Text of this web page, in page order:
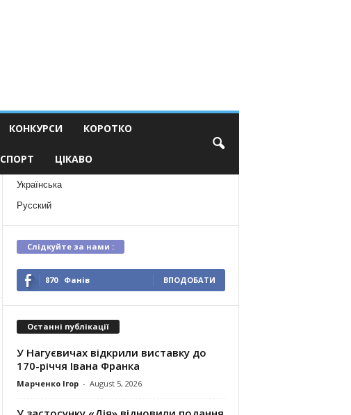
КОНКУРСИ КОРОТКО
СПОРТ ЦІКАВО
Українська
Русский
Слідкуйте за нами :
870 Фанів ВПОДОБАТИ
Останні публікації
У Нагуєвичах відкрили виставку до
170-річчя Івана Франка
Марченко Ігор - August 5, 2026